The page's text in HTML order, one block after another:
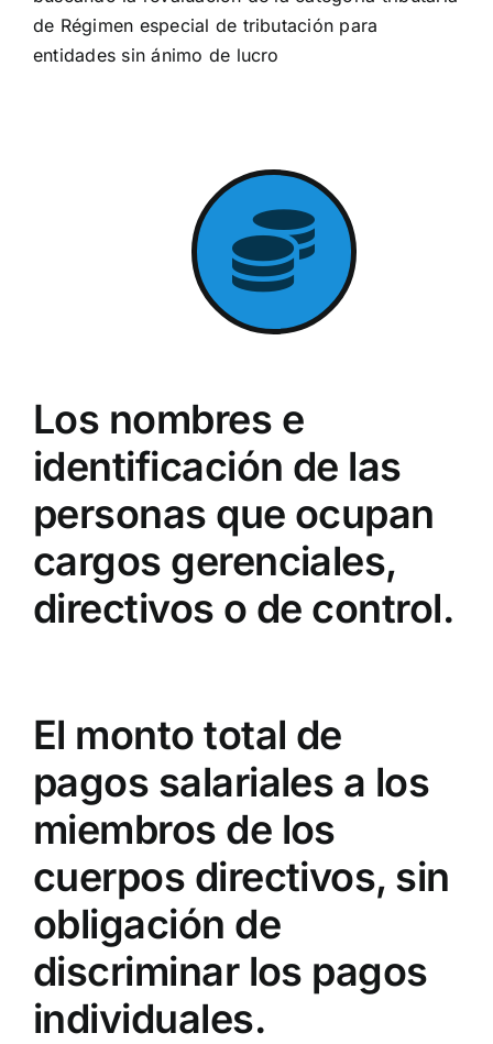
de Régimen especial de tributación para
entidades sin ánimo de lucro
Los nombres e
identificación de las
personas que ocupan
cargos gerenciales,
directivos o de control.
El monto total de
pagos salariales a los
miembros de los
cuerpos directivos, sin
obligación de
discriminar los pagos
individuales.